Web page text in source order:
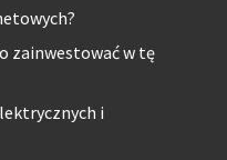
zainwestować w tę
i